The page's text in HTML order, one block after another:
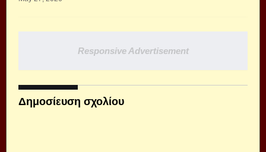
Responsive Advertisement
Δημοσίευση σχολίου